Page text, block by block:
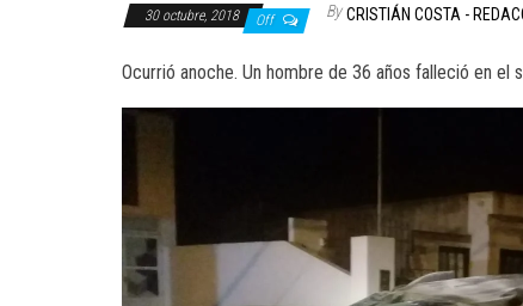
30 octubre, 2018 Off By CRISTIÁN COSTA -
Ocurrió anoche. Un hombre de 36 años falleció en el